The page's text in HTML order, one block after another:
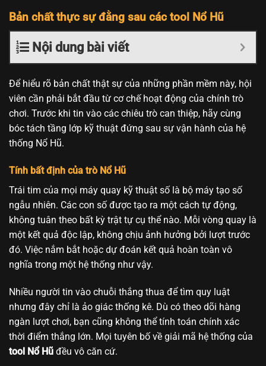
Bản chất thực sự đằng sau các tool Nổ Hũ
Nội dung bài viết
Để hiểu rõ bản chất thật sự của những phần mềm này, hội
viên cần phải bắt đầu từ cơ chế hoạt động của chính trò
chơi. Trước khi tin vào các chiêu trò can thiệp, hãy cùng
bóc tách tầng lớp kỹ thuật đứng sau sự vận hành của hệ
thống Nổ Hũ.
Tính bất định của trò Nổ Hũ
Trái tim của mọi máy quay kỹ thuật số là bộ máy tạo số
ngẫu nhiên. Các con số được tạo ra một cách tự động,
không tuân theo bất kỳ trật tự cụ thể nào. Mỗi vòng quay là
một kết quả độc lập, không chịu ảnh hưởng bởi lượt trước
đó. Việc nắm bắt hoặc dự đoán kết quả hoàn toàn vô
nghĩa trong một hệ thống như vậy.
Nhiều người tin vào chuỗi thắng thua để tìm quy luật
nhưng đây chỉ là ảo giác thống kê. Dù có theo dõi hàng
ngàn lượt chơi, bạn cũng không thể tính toán chính xác
thời điểm thắng lớn. Mọi tuyên bố về giải mã hệ thống của
tool Nổ Hũ đều vô căn cứ.